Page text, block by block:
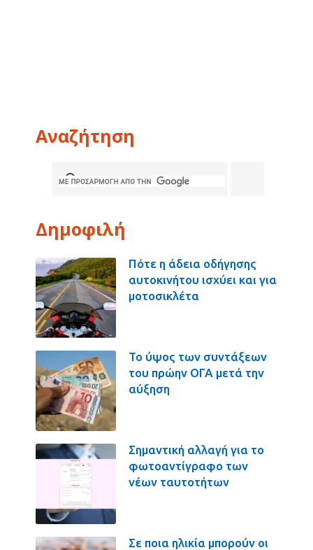
Αναζήτηση
Δημοφιλή
Πότε η άδεια οδήγησης
αυτοκινήτου ισχύει και για
μοτοσικλέτα
Το ύψος των συντάξεων
του πρώην ΟΓΑ μετά την
αύξηση
Σημαντική αλλαγή για το
φωτοαντίγραφο των
νέων ταυτοτήτων
Σε ποια ηλικία μπορούν οι